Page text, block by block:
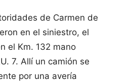
de Carmen de
en el siniestro, el
el Km. 132 mano
7. Allí un camión se
por una avería